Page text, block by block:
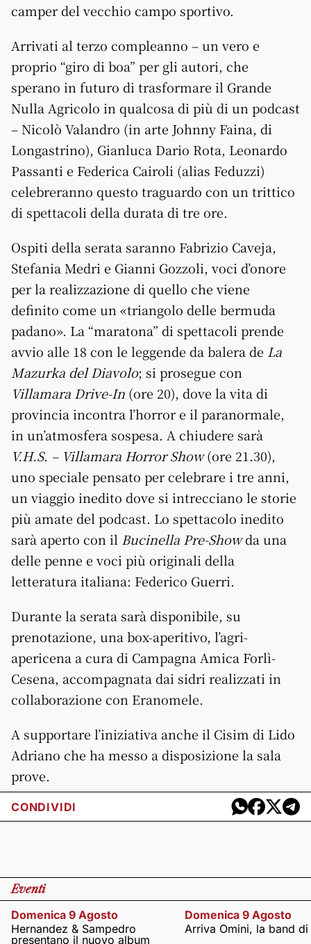
camper del vecchio campo sportivo.
Arrivati al terzo compleanno – un vero e
proprio “giro di boa” per gli autori, che
sperano in futuro di trasformare il Grande
Nulla Agricolo in qualcosa di più di un podcast
– Nicolò Valandro (in arte Johnny Faina, di
Longastrino), Gianluca Dario Rota, Leonardo
Passanti e Federica Cairoli (alias Feduzzi)
celebreranno questo traguardo con un trittico
di spettacoli della durata di tre ore.
Ospiti della serata saranno Fabrizio Caveja,
Stefania Medri e Gianni Gozzoli, voci d’onore
per la realizzazione di quello che viene
definito come un «triangolo delle bermuda
padano». La “maratona” di spettacoli prende
avvio alle 18 con le leggende da balera de La
Mazurka del Diavolo; si prosegue con
Villamara Drive-In (ore 20), dove la vita di
provincia incontra l’horror e il paranormale,
in un’atmosfera sospesa. A chiudere sarà
V.H.S. – Villamara Horror Show(ore 21.30),
uno speciale pensato per celebrare i tre anni,
un viaggio inedito dove si intrecciano le storie
più amate del podcast. Lo spettacolo inedito
sarà aperto con il Bucinella Pre-Showda una
delle penne e voci più originali della
letteratura italiana: Federico Guerri.
Durante la serata sarà disponibile, su
prenotazione, una box-aperitivo, l’agri-
apericena a cura di Campagna Amica Forlì-
Cesena, accompagnata dai sidri realizzati in
collaborazione con Eranomele.
A supportare l’iniziativa anche il Cisim di Lido
Adriano che ha messo a disposizione la sala
prove.
CONDIVIDI
Eventi
Domenica 9 Agosto
Hernandez & Sampedro
presentano il nuovo album
Domenica 9 Agosto
Arriva Omini, la band